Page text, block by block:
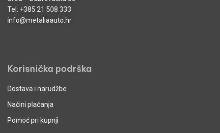
Tel: +385 21 508 333
info@metaliaauto.hr
Korisnička podrška
Dostava i narudžbe
Načini plaćanja
Pomoć pri kupnji